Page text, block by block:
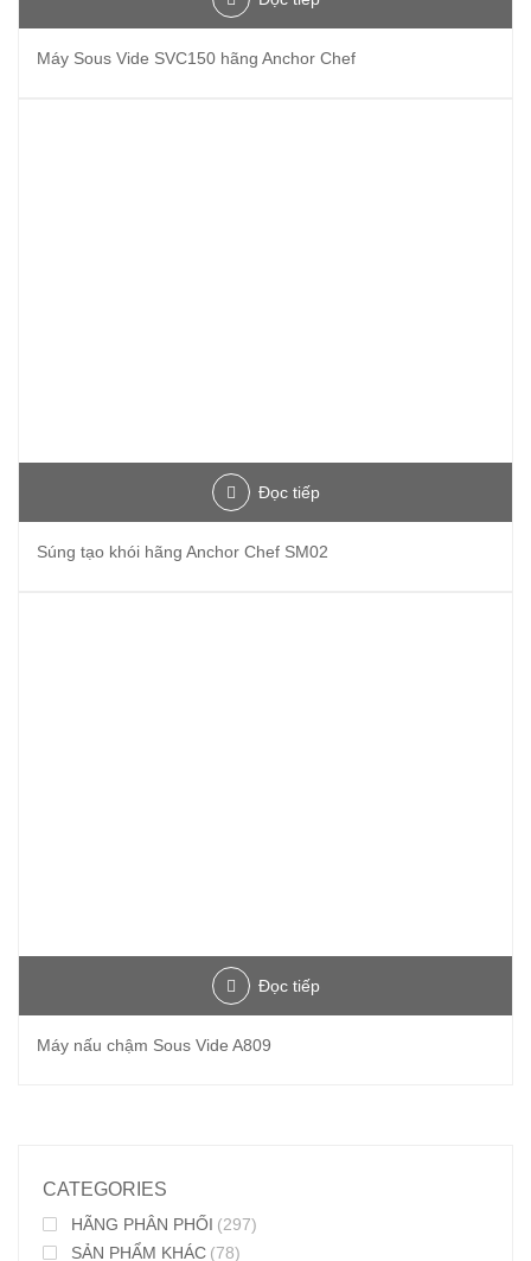
Máy Sous Vide SVC150 hãng Anchor Chef
Đọc tiếp
Súng tạo khói hãng Anchor Chef SM02
Đọc tiếp
Máy nấu chậm Sous Vide A809
CATEGORIES
HÃNG PHÂN PHỐI (297)
SẢN PHẨM KHÁC (78)